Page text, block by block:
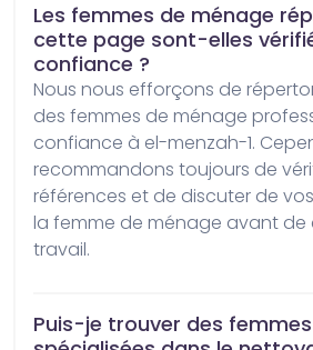
Les femmes de ménage
cette page sont-elles
confiance ?
Nous nous efforçons de répertorier uniquement
des femmes de ménage
confiance à el-menzah-1.
recommandons toujours de
références et de discuter de
la femme de ménage avant de
travail.
Puis-je trouver des